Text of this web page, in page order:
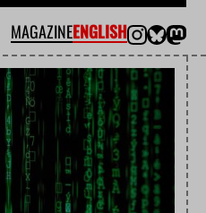
MAGAZINEENGLISH